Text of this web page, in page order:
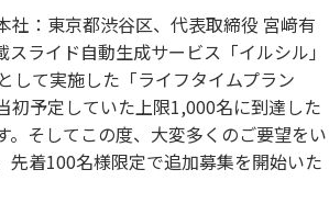
社：東京都渋谷区、代表取締役 宮﨑有
ライド自動生成サービス「イルシル」
して実施した「ライフタイムプラン
初予定していた上限1,000名に到達した
。そしてこの度、大変多くのご要望をい
先着100名様限定で追加募集を開始いた